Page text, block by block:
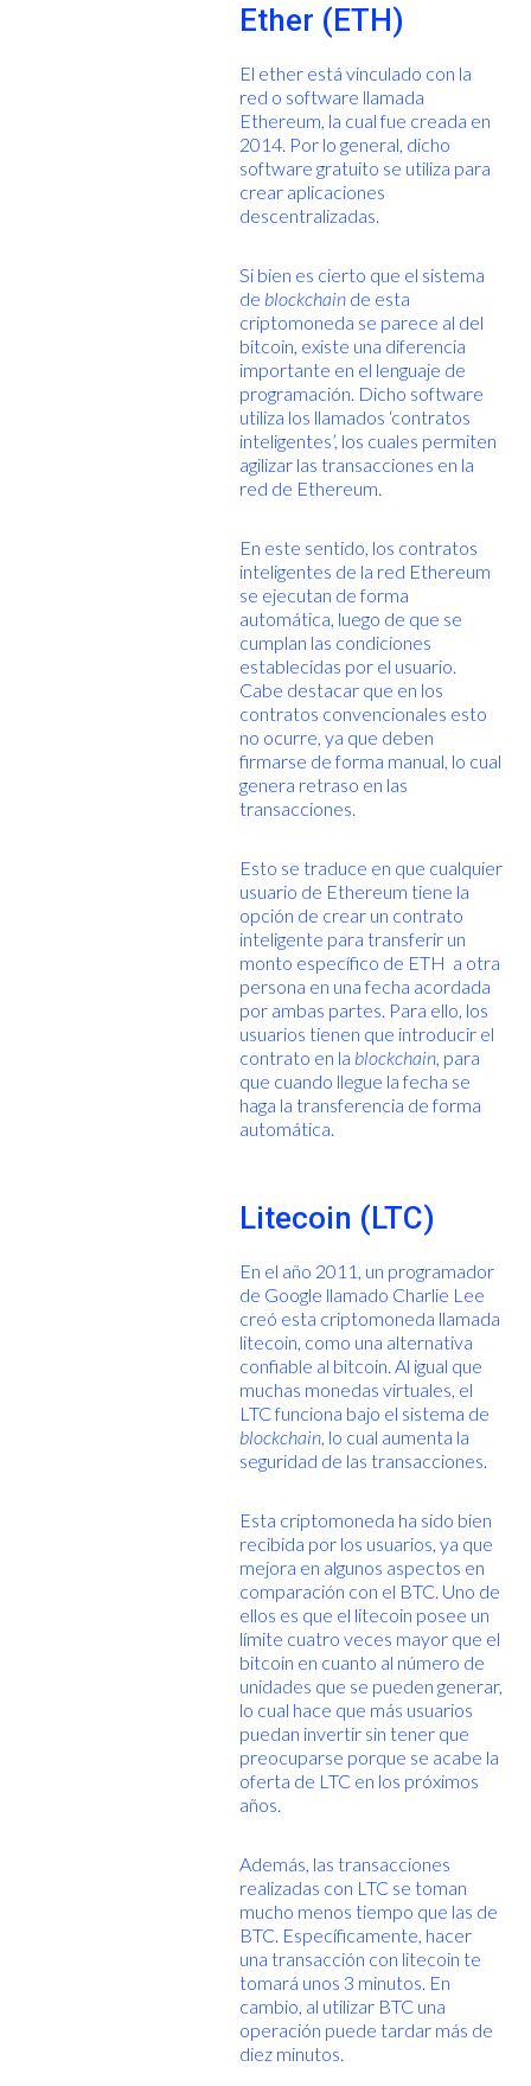
Ether (ETH)
El ether está vinculado con la
red o software llamada
Ethereum, la cual fue creada en
2014. Por lo general, dicho
software gratuito se utiliza para
crear aplicaciones
descentralizadas.
Si bien es cierto que el sistema
de blockchain de esta
criptomoneda se parece al del
bitcoin, existe una diferencia
importante en el lenguaje de
programación. Dicho software
utiliza los llamados ‘contratos
inteligentes’, los cuales permiten
agilizar las transacciones en la
red de Ethereum.
En este sentido, los contratos
inteligentes de la red Ethereum
se ejecutan de forma
automática, luego de que se
cumplan las condiciones
establecidas por el usuario.
Cabe destacar que en los
contratos convencionales esto
no ocurre, ya que deben
firmarse de forma manual, lo cual
genera retraso en las
transacciones.
Esto se traduce en que cualquier
usuario de Ethereum tiene la
opción de crear un contrato
inteligente para transferir un
monto específico de ETH a otra
persona en una fecha acordada
por ambas partes. Para ello, los
usuarios tienen que introducir el
contrato en la blockchain , para
que cuando llegue la fecha se
haga la transferencia de forma
automática.
Litecoin (LTC)
En el año 2011, un programador
de Google llamado Charlie Lee
creó esta criptomoneda llamada
litecoin, como una alternativa
confiable al bitcoin. Al igual que
muchas monedas virtuales, el
LTC funciona bajo el sistema de
blockchain , lo cual aumenta la
seguridad de las transacciones.
Esta criptomoneda ha sido bien
recibida por los usuarios, ya que
mejora en algunos aspectos en
comparación con el BTC. Uno de
ellos es que el litecoin posee un
límite cuatro veces mayor que el
bitcoin en cuanto al número de
unidades que se pueden generar,
lo cual hace que más usuarios
puedan invertir sin tener que
preocuparse porque se acabe la
oferta de LTC en los próximos
años.
Además, las transacciones
realizadas con LTC se toman
mucho menos tiempo que las de
BTC. Específicamente, hacer
una transacción con litecoin te
tomará unos 3 minutos. En
cambio, al utilizar BTC una
operación puede tardar más de
diez minutos.